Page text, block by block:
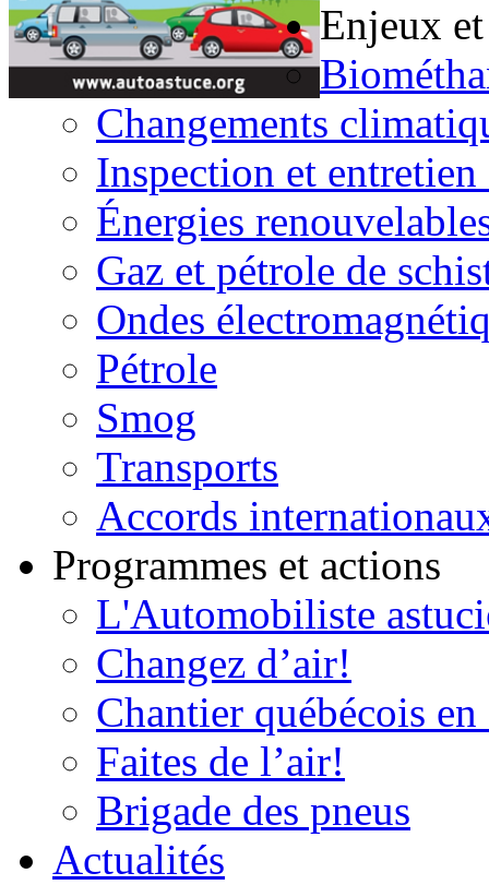
Enjeux
Changements
Inspection et entretien
Énergies
Gaz et pétrole de
Ondes
Pétrole
Smog
Transports
Accords
Programmes et actions
L'Automobiliste
Changez d’air!
Chantier québécois
Faites de l’air!
Brigade des pneus
Actualités